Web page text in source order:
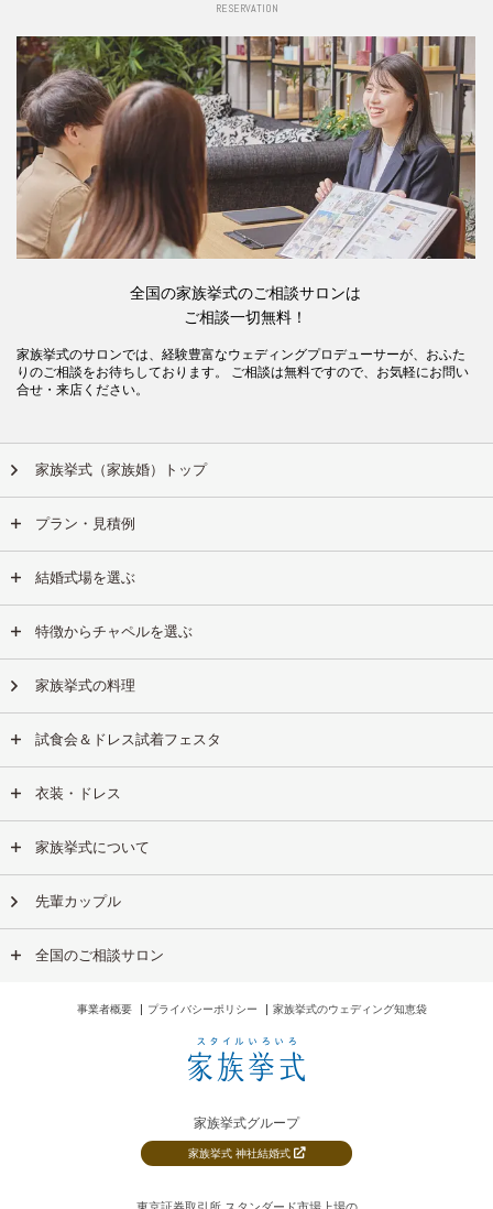
RESERVATION
全国の家族挙式のご相談サロンは
ご相談一切無料！
家族挙式のサロンでは、経験豊富なウェディングプロデューサーが、おふた
りのご相談をお待ちしております。 ご相談は無料ですので、お気軽にお問い
合せ・来店ください。
家族挙式（家族婚）トップ
プラン・見積例
結婚式場を選ぶ
特徴からチャペルを選ぶ
家族挙式の料理
試食会＆ドレス試着フェスタ
衣装・ドレス
家族挙式について
先輩カップル
全国のご相談サロン
事業者概要 プライバシーポリシー 家族挙式のウェディング知恵袋
家族挙式グループ
家族挙式 神社結婚式